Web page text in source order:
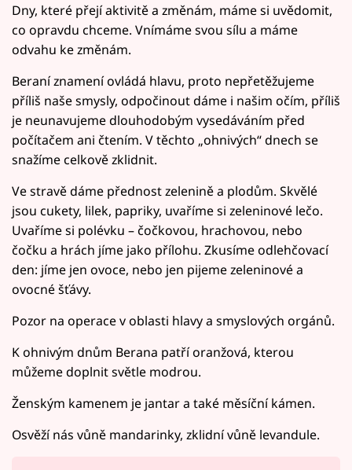
Dny, které přejí aktivitě a změnám, máme si uvědomit,
co opravdu chceme. Vnímáme svou sílu a máme
odvahu ke změnám.
Beraní znamení ovládá hlavu, proto nepřetěžujeme
příliš naše smysly, odpočinout dáme i našim očím, příliš
je neunavujeme dlouhodobým vysedáváním před
počítačem ani čtením. V těchto „ohnivých“ dnech se
snažíme celkově zklidnit.
Ve stravě dáme přednost zelenině a plodům. Skvělé
jsou cukety, lilek, papriky, uvaříme si zeleninové lečo.
Uvaříme si polévku – čočkovou, hrachovou, nebo
čočku a hrách jíme jako přílohu. Zkusíme odlehčovací
den: jíme jen ovoce, nebo jen pijeme zeleninové a
ovocné šťávy.
Pozor na operace v oblasti hlavy a smyslových orgánů.
K ohnivým dnům Berana patří oranžová, kterou
můžeme doplnit světle modrou.
Ženským kamenem je jantar a také měsíční kámen.
Osvěží nás vůně mandarinky, zklidní vůně levandule.